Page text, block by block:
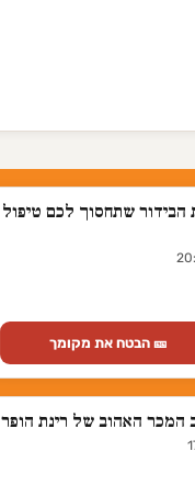
הבידור שתחסוך לכם טיפול
🎫 הבטח את מקומך
המכר האהוב של רינת הופר